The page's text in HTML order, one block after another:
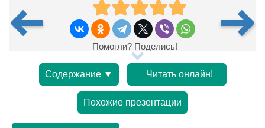
Помогли? Поделись!
Содержание ▼ Читать онлайн!
Похожие презентации